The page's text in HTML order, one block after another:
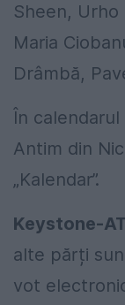
Sheen,
Maria
Drâmbă,
În
Antim din
„Kalendar”.
Keystone-
alte părți
vot